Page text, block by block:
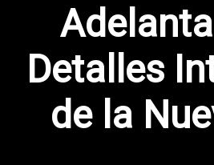
Detalles
de la